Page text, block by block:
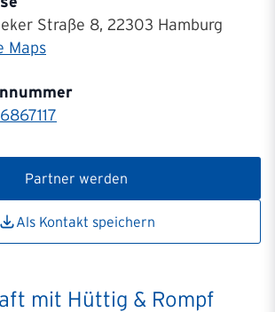
Straße 8, 22303 Hamburg
Maps
Partner werden
Als Kontakt speichern
mit Hüttig & Rompf